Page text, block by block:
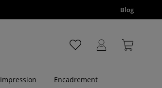
Blog
Impression
Encadrement